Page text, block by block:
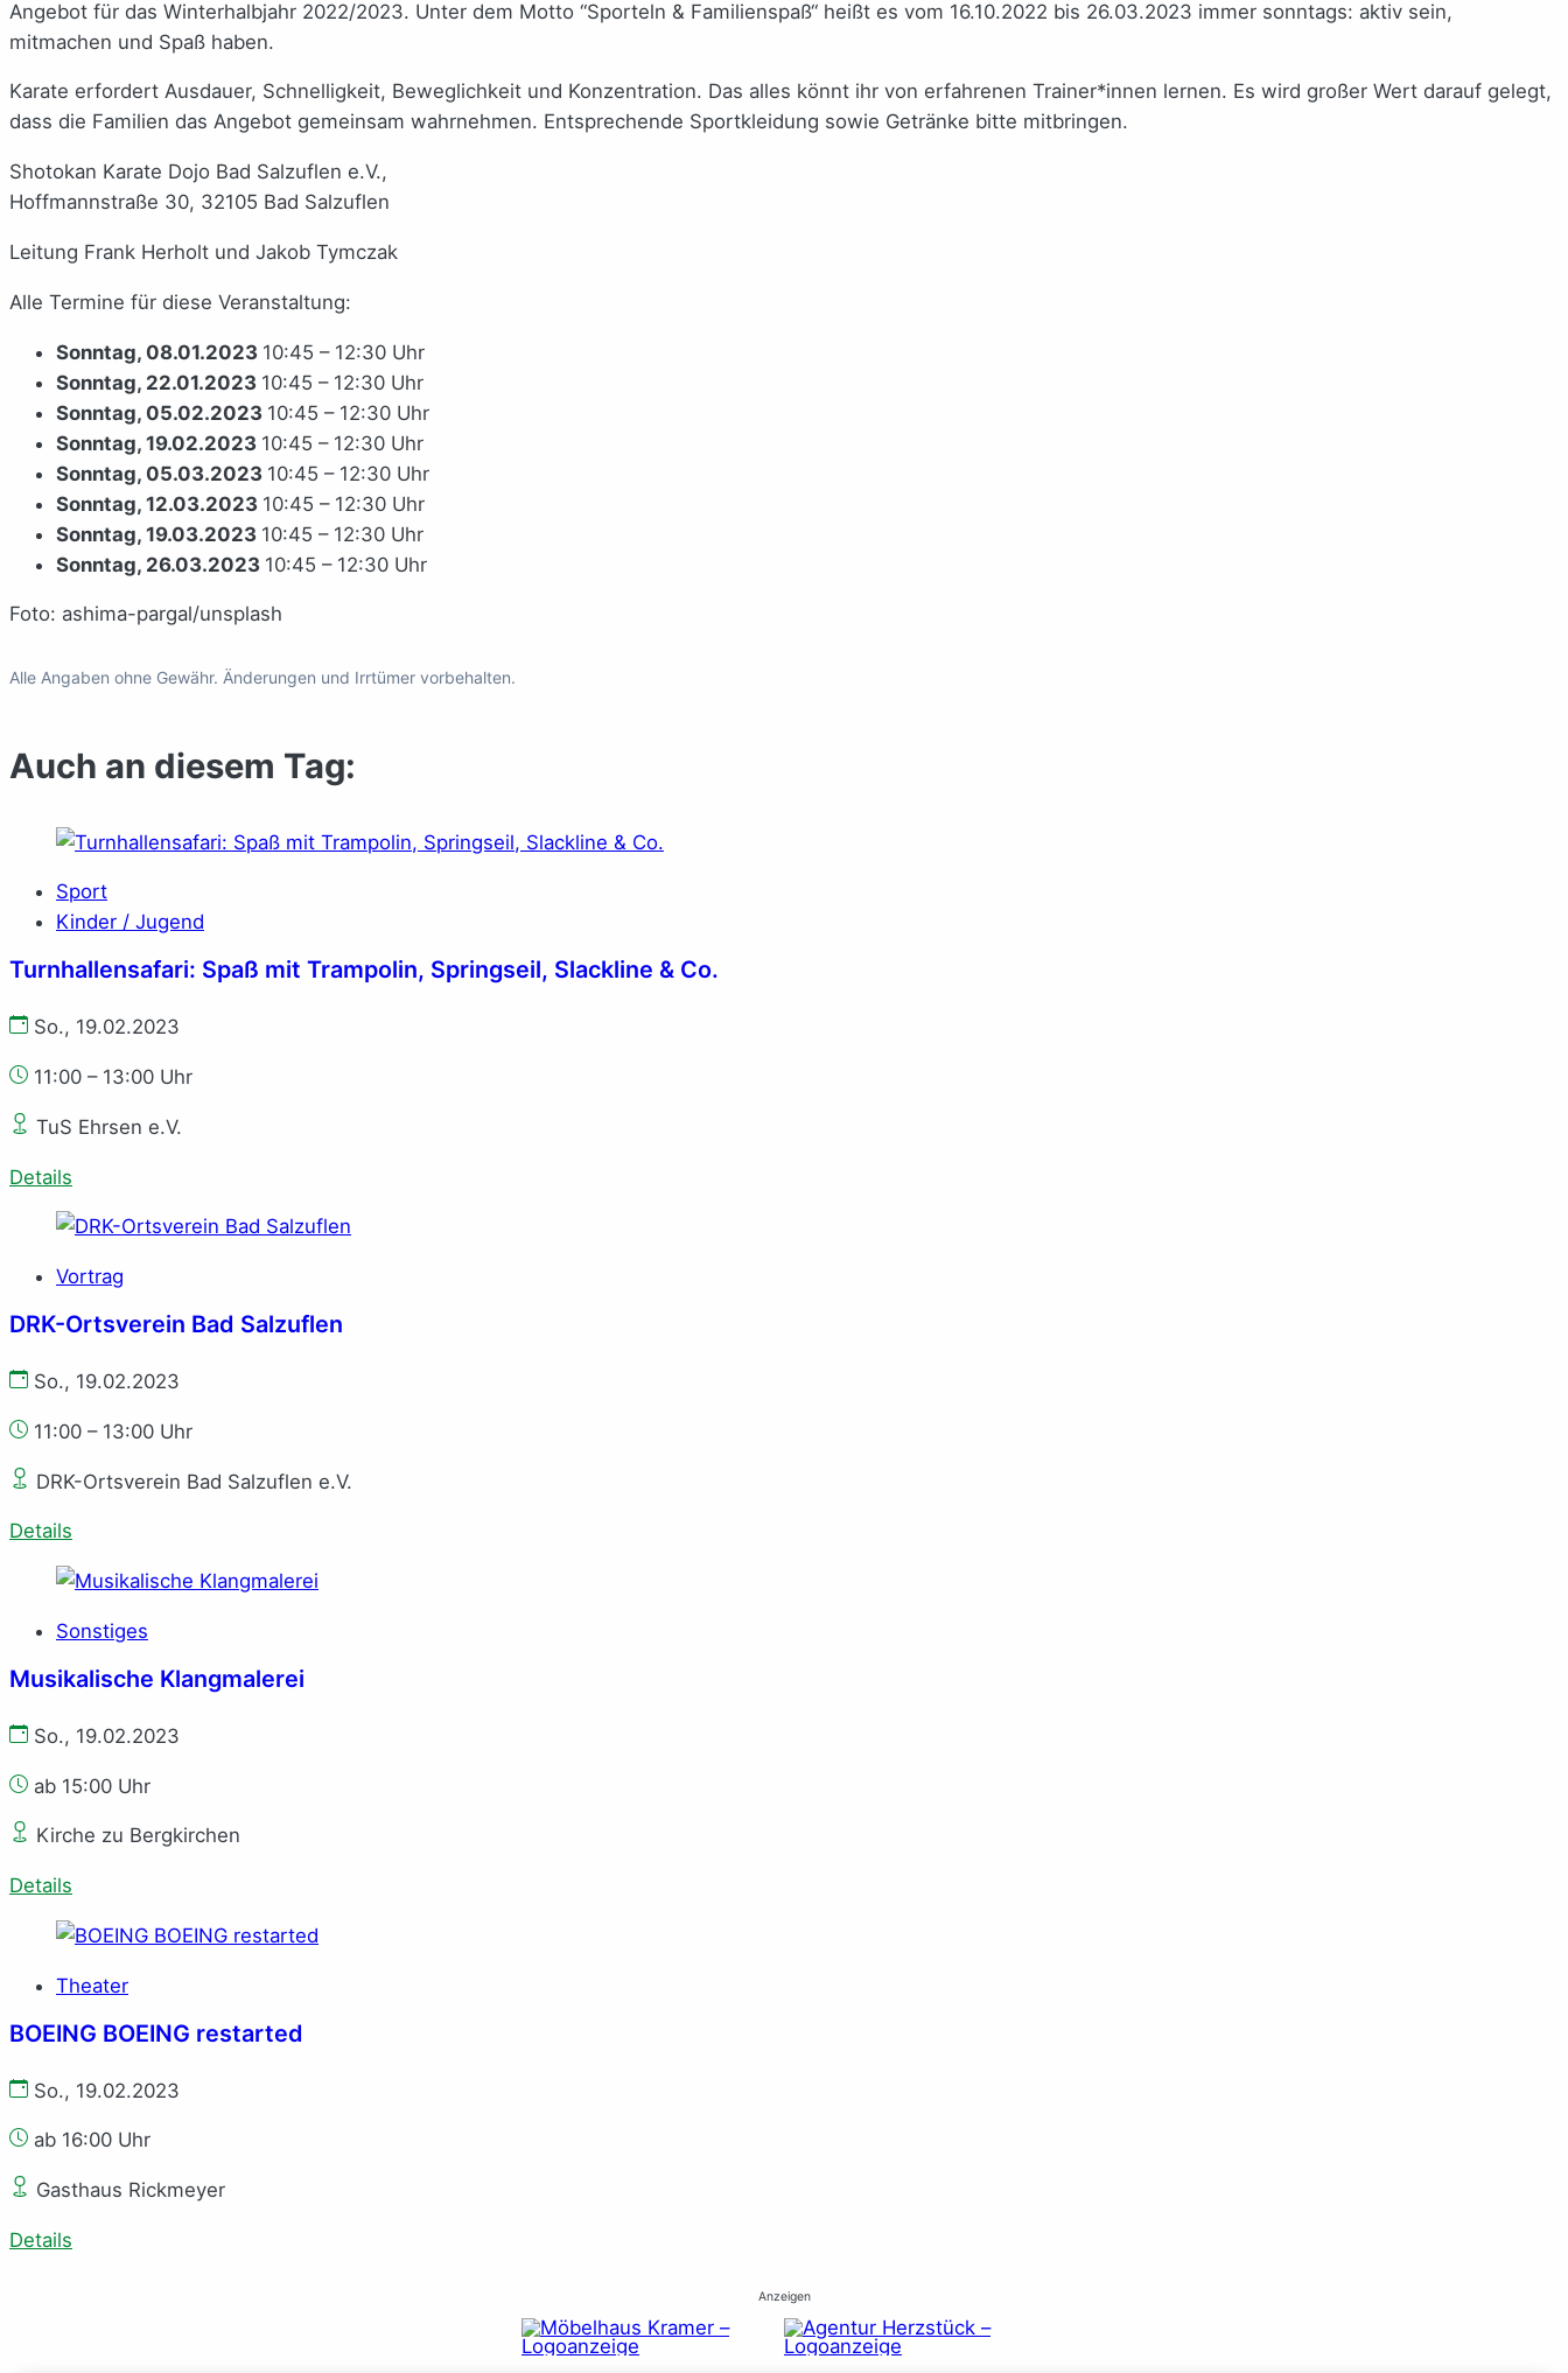
Angebot für das Winterhalbjahr 2022/2023. Unter dem Motto “Sporteln & Familienspaß“ heißt es vom 16.10.2022 bis 26.03.2023 immer sonntags: aktiv sein,
mitmachen und Spaß haben.
Karate erfordert Ausdauer, Schnelligkeit, Beweglichkeit und Konzentration. Das alles könnt ihr von erfahrenen Trainer*innen lernen. Es wird großer Wert darauf gelegt,
dass die Familien das Angebot gemeinsam wahrnehmen. Entsprechende Sportkleidung sowie Getränke bitte mitbringen.
Shotokan Karate Dojo Bad Salzuflen e.V.,
Hoffmannstraße 30, 32105 Bad Salzuflen
Leitung Frank Herholt und Jakob Tymczak
Alle Termine für diese Veranstaltung:
Sonntag, 08.01.2023 10:45 – 12:30 Uhr
Sonntag, 22.01.2023 10:45 – 12:30 Uhr
Sonntag, 05.02.2023 10:45 – 12:30 Uhr
Sonntag, 19.02.2023 10:45 – 12:30 Uhr
Sonntag, 05.03.2023 10:45 – 12:30 Uhr
Sonntag, 12.03.2023 10:45 – 12:30 Uhr
Sonntag, 19.03.2023 10:45 – 12:30 Uhr
Sonntag, 26.03.2023 10:45 – 12:30 Uhr
Foto: ashima-pargal/unsplash
Alle Angaben ohne Gewähr. Änderungen und Irrtümer vorbehalten.
Auch an diesem Tag:
Sport
Kinder / Jugend
Turn­hal­len­sa­fa­ri: Spaß mit Tram­po­lin, Spring­seil, Slack­li­ne & Co.
So., 19.02.2023
11:00 – 13:00 Uhr
TuS Ehrsen e.V.
Details
Vortrag
DRK-Orts­ver­ein Bad Salz­uflen
So., 19.02.2023
11:00 – 13:00 Uhr
DRK-Ortsverein Bad Salzuflen e.V.
Details
Sonstiges
Musikalische Klangmalerei
So., 19.02.2023
ab 15:00 Uhr
Kirche zu Bergkirchen
Details
Theater
BOEING BOEING restarted
So., 19.02.2023
ab 16:00 Uhr
Gasthaus Rickmeyer
Details
Anzeigen